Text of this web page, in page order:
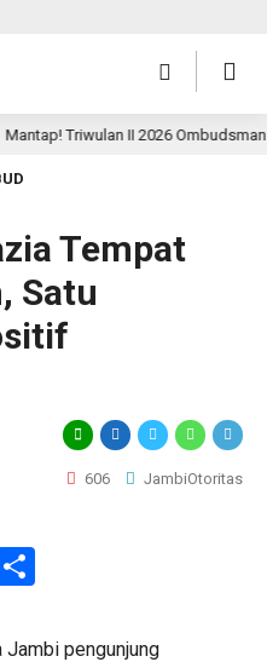
Triwulan II 2026 Ombudsman
Tempat
Satu
606 JambiOtoritas
Jambi pengunjung